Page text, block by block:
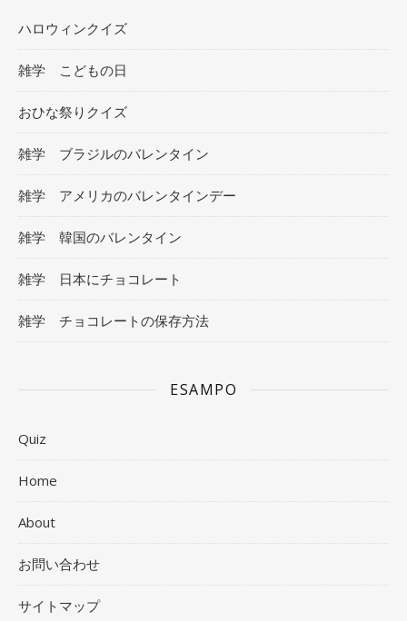
ハロウィンクイズ
雑学 こどもの日
おひな祭りクイズ
雑学 ブラジルのバレンタイン
雑学 アメリカのバレンタインデー
雑学 韓国のバレンタイン
雑学 日本にチョコレート
雑学 チョコレートの保存方法
ESAMPO
Quiz
Home
About
お問い合わせ
サイトマップ